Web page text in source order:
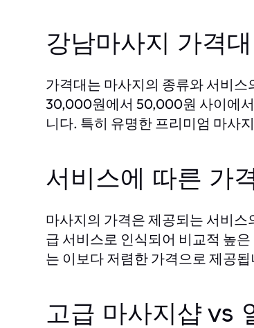
강남마사지 가격
가격대는 마사지의 종류와 서비
30,000원에서 50,000원 사이에
니다. 특히 유명한 프리미엄 마사
서비스에 따른 가
마사지의 가격은 제공되는 서비
급 서비스로 인식되어 비교적 높
는 이보다 저렴한 가격으로 제공
고급 마사지샵 vs